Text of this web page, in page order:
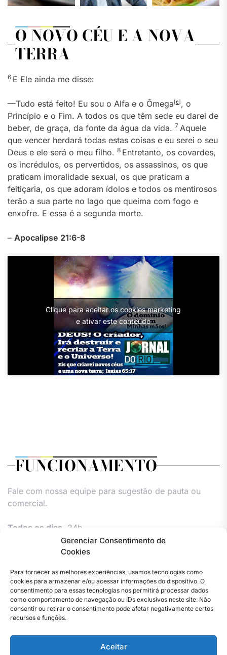
Gerenciar Consentimento de
Cookies
Para fornecer as melhores experiências, usamos tecnologias como
cookies para armazenar e/ou acessar informações do dispositivo. O
consentimento para essas tecnologias nos permitirá processar dados
como comportamento de navegação ou IDs exclusivos neste site. Não
consentir ou retirar o consentimento pode afetar negativamente certos
recursos e funções.
Aceitar
O NOVO CÉU E A NOVA
TERRA
6 E Ele ainda me disse:
—Tudo está feito! Eu sou o Alfa e o Ômega[c], o
Princípio e o Fim. A todos os que têm sede eu darei de
beber, de graça, da fonte da água da vida. 7 Aquele
que vencer herdará todas estas coisas e eu serei o seu
Deus e ele será o meu filho. 8 Entretanto, os covardes,
os incrédulos, os pervertidos, os assassinos, os que
praticam imoralidade sexual, os que praticam a
feitiçaria, os que adoram ídolos e todos os mentirosos
terão a sua parte no lago que queima com fogo e
enxofre. E essa é a segunda morte.
– Apocalipse 21:6-8
Clique para aceitar os cookies marketing
e ativar este conteúdo
FUNCIONAMENTO
Fale com nossa equipe para sugestão de pauta ou
comercial.
Todos os dias, 24h.
Facebook
Instagram
TwitterYoutube
contato
Privacidade
–
cookiescookiescookies
Copyright © 2023 . Todos os direitos reservados. Webmaster